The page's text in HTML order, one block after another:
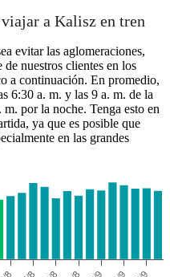
a Kalisz en tren
evitar las aglomeraciones,
nuestros clientes en los
a continuación. En promedio,
6:30 a. m. y las 9 a. m. de la
por la noche. Tenga esto en
ya que es posible que
en las grandes